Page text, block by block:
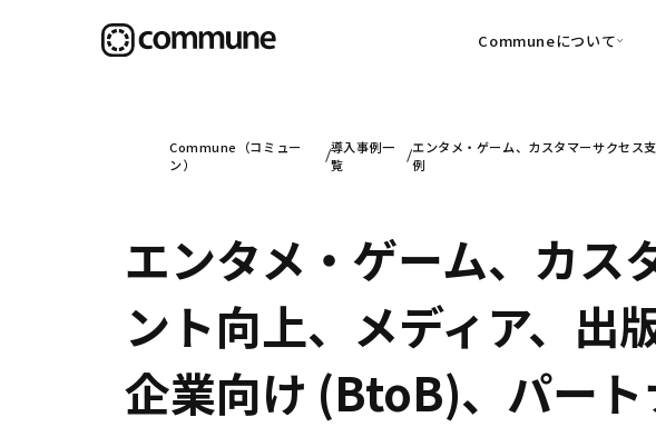
Communeについて
可視化
信頼を醸成する信頼起点経営基
SuccessHub）
・Commune for
Commune（コミュー
ン）
導入事例一
覧
エンタメ・ゲーム、カスタマーサクセス
例
エンタメ・ゲーム、カス
ント向上、メディア、出
企業向け (BtoB)、パー